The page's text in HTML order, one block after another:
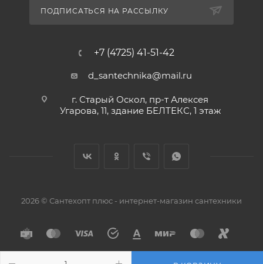
ПОДПИСАТЬСЯ НА РАССЫЛКУ
+7 (4725) 41-51-42
d_santechnika@mail.ru
г. Старый Оскол, пр-т Алексея
Угарова, 11, здание БЕЛТЕКС, 1 этаж
2026 © Сантехопт плюс - интернет-магазин сантехники